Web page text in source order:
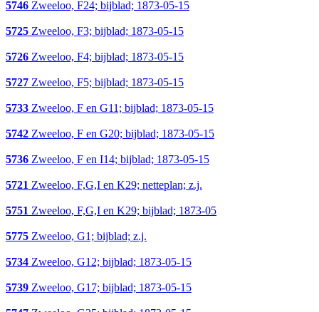
5746 Zweeloo, F24; bijblad; 1873-05-15
5725 Zweeloo, F3; bijblad; 1873-05-15
5726 Zweeloo, F4; bijblad; 1873-05-15
5727 Zweeloo, F5; bijblad; 1873-05-15
5733 Zweeloo, F en G11; bijblad; 1873-05-15
5742 Zweeloo, F en G20; bijblad; 1873-05-15
5736 Zweeloo, F en I14; bijblad; 1873-05-15
5721 Zweeloo, F,G,I en K29; netteplan; z.j.
5751 Zweeloo, F,G,I en K29; bijblad; 1873-05
5775 Zweeloo, G1; bijblad; z.j.
5734 Zweeloo, G12; bijblad; 1873-05-15
5739 Zweeloo, G17; bijblad; 1873-05-15